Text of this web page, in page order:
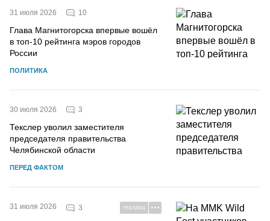
31 июля 2026 10
Глава Магнитогорска впервые вошёл
в топ-10 рейтинга мэров городов
России
ПОЛИТИКА
30 июля 2026 3
Текслер уволил заместителя
председателя правительства
Челябинской области
ПЕРЕД ФАКТОМ
31 июля 2026 3 РЕКЛАМА